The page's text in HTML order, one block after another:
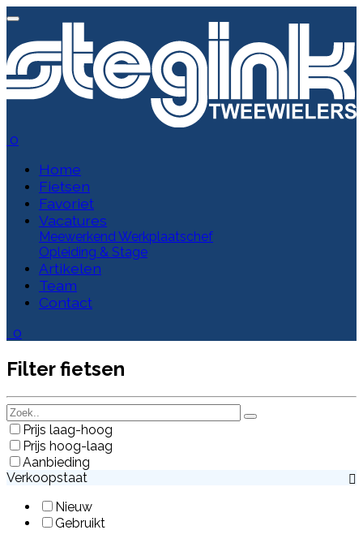
0
Home
Fietsen
Favoriet
Vacatures
Meewerkend Werkplaatschef
Opleiding & Stage
Artikelen
Team
Contact
0
Filter fietsen
Prijs laag-hoog
Prijs hoog-laag
Aanbieding
Verkoopstaat
Nieuw
Gebruikt